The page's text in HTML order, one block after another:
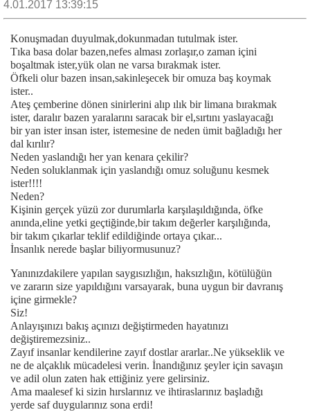
4.01.2017 13:39:15
Konuşmadan duyulmak,dokunmadan tutulmak ister.
Tıka basa dolar bazen,nefes alması zorlaşır,o zaman içini
boşaltmak ister,yük olan ne varsa bırakmak ister.
Öfkeli olur bazen insan,sakinleşecek bir omuza baş koymak
ister..
Ateş çemberine dönen sinirlerini alıp ılık bir limana bırakmak
ister, daralır bazen yaralarını saracak bir el,sırtını yaslayacağı
bir yan ister insan ister, istemesine de neden ümit bağladığı her
dal kırılır?
Neden yaslandığı her yan kenara çekilir?
Neden soluklanmak için yaslandığı omuz soluğunu kesmek
ister!!!!
Neden?
Kişinin gerçek yüzü zor durumlarla karşılaşıldığında, öfke
anında,eline yetki geçtiğinde,bir takım değerler karşılığında,
bir takım çıkarlar teklif edildiğinde ortaya çıkar...
İnsanlık nerede başlar biliyormusunuz?
Yanınızdakilere yapılan saygısızlığın, haksızlığın, kötülüğün
ve zararın size yapıldığını varsayarak, buna uygun bir davranış
içine girmekle?
Siz!
Anlayışınızı bakış açınızı değiştirmeden hayatınızı
değiştiremezsiniz..
Zayıf insanlar kendilerine zayıf dostlar ararlar..Ne yükseklik ve
ne de alçaklık mücadelesi verin. İnandığınız şeyler için savaşın
ve adil olun zaten hak ettiğiniz yere gelirsiniz.
Ama maalesef ki sizin hırslarınız ve ihtiraslarınız başladığı
yerde saf duygularınız sona erdi!